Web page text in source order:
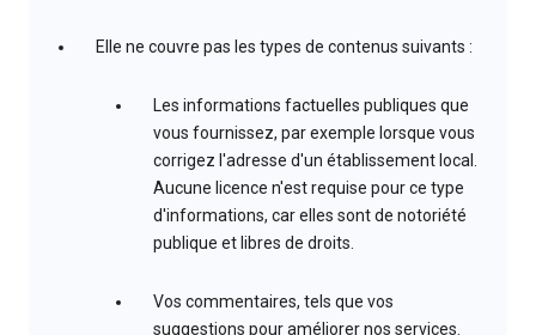
Elle ne couvre pas les types de contenus suivants :
Les informations factuelles publiques que
vous fournissez, par exemple lorsque vous
corrigez l'adresse d'un établissement local.
Aucune licence n'est requise pour ce type
d'informations, car elles sont de notoriété
publique et libres de droits.
Vos commentaires, tels que vos
suggestions pour améliorer nos services.